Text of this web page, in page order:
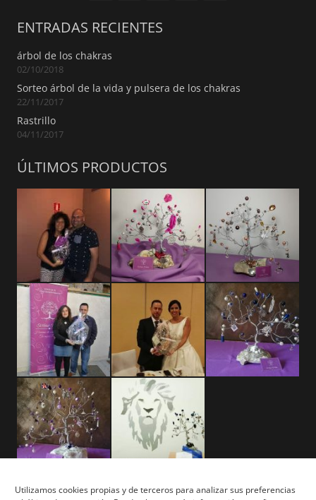
Utilizamos cookies propias y de terceros para analizar sus preferencias
ENTRADAS RECIENTES
árbol de los chakras
02/10/2018
Sorteo árbol de la vida y pulsera de los chakras
22/11/2017
Rastrillo
04/11/2017
ÚLTIMOS PRODUCTOS